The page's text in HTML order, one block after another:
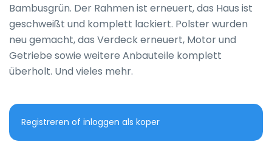
Bambusgrün. Der Rahmen ist erneuert, das Haus ist
geschweißt und komplett lackiert. Polster wurden
neu gemacht, das Verdeck erneuert, Motor und
Getriebe sowie weitere Anbauteile komplett
überholt. Und vieles mehr.
Registreren of inloggen als koper